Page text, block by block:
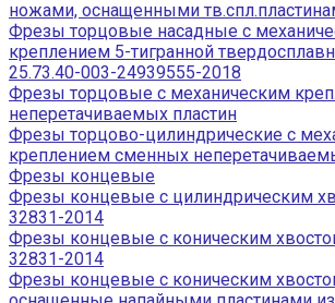
ножами, оснащенными
Фрезы торцовые насадные с
креплением 5-тигранной
25.73.40-003-24939555-2018
Фрезы торцовые с механическим
неперетачиваемых пластин
Фрезы торцово-цилиндрические с
креплением сменных
Фрезы концевые
Фрезы концевые с цилиндрическим
32831-2014
Фрезы концевые с коническим
32831-2014
Фрезы концевые с коническим